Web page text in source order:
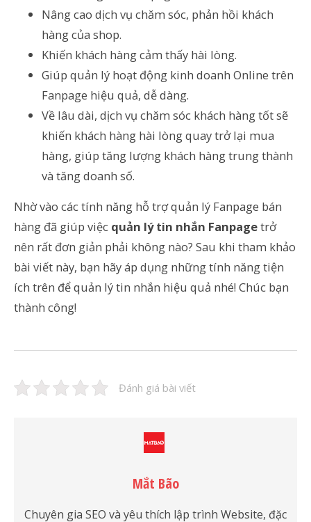
Nâng cao dịch vụ chăm sóc, phản hồi khách
hàng của shop.
Khiến khách hàng cảm thấy hài lòng.
Giúp quản lý hoạt động kinh doanh Online trên
Fanpage hiệu quả, dễ dàng.
Về lâu dài, dịch vụ chăm sóc khách hàng tốt sẽ
khiến khách hàng hài lòng quay trở lại mua
hàng, giúp tăng lượng khách hàng trung thành
và tăng doanh số.
Nhờ vào các tính năng hỗ trợ quản lý Fanpage bán
hàng đã giúp việc quản lý tin nhắn Fanpagetrở
nên rất đơn giản phải không nào? Sau khi tham khảo
bài viết này, bạn hãy áp dụng những tính năng tiện
ích trên để quản lý tin nhắn hiệu quả nhé! Chúc bạn
thành công!
Đánh giá bài viết
Mắt Bão
Chuyên gia SEO và yêu thích lập trình Website, đặc